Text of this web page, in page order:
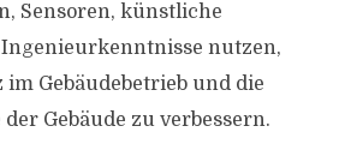
Sensoren, künstliche
nutzen,
Gebäudebetrieb und die
Gebäude zu verbessern.